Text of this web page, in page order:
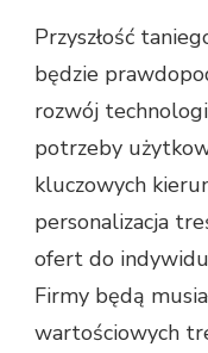
Przyszłość
będzie
rozwój
potrzeby
kluczowych
personalizacja
ofert do
Firmy będą
wartościowych